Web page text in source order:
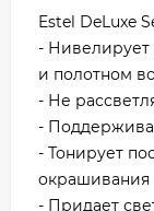
Estel DeLuxe
-
и полотном
- Не
-
- Тонирует
окрашивания
- Придает